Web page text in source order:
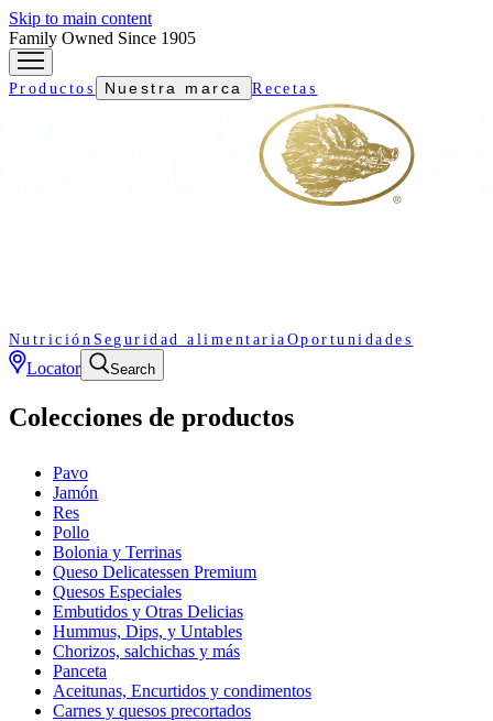
Skip to main content
Family Owned Since 1905
Productos Nuestra marca Recetas
Nutrición Seguridad alimentaria Oportunidades
Locator Search
Colecciones de productos
Pavo
Jamón
Res
Pollo
Bolonia y Terrinas
Queso Delicatessen Premium
Quesos Especiales
Embutidos y Otras Delicias
Hummus, Dips, y Untables
Chorizos, salchichas y más
Panceta
Aceitunas, Encurtidos y condimentos
Carnes y quesos precortados